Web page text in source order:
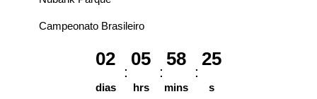
Campeonato Brasileiro
02
dias
05
hrs
58
mins
25
s